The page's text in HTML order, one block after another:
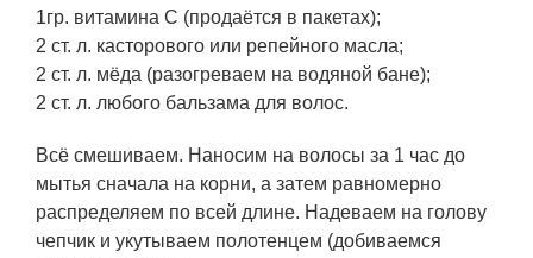
1гр. витамина С (продаётся в пакетах);
2 ст. л. касторового или репейного масла;
2 ст. л. мёда (разогреваем на водяной бане);
2 ст. л. любого бальзама для волос.
Всё смешиваем. Наносим на волосы за 1 час до
мытья сначала на корни, а затем равномерно
распределяем по всей длине. Надеваем на голову
чепчик и укутываем полотенцем (добиваемся